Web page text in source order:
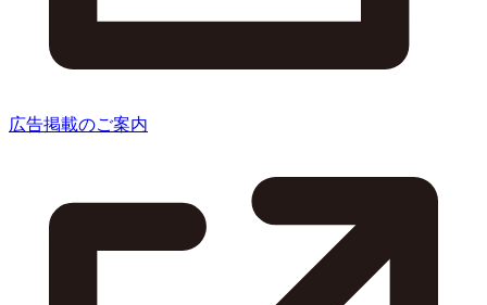
広告掲載のご案内